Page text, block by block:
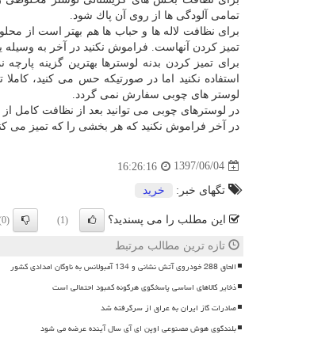
تمامی آلودگی ها از روی آن پاك شود.
تمیز كردن آنهاست. فراموش نكنید در آخر به وسیله
برای تمیز كردن بدنه لوسترها بهترین گزینه
استفاده نكنید اما در صورتیكه حس می كنید،
لوستر های چوبی سفارش نمی گردد.
در لوسترهای چوبی می توانید بعد از نظافت كامل
در آخر فراموش نكنید كه هر بخشی را كه تمیز می
1397/06/04
16:26:16
تگهای خبر: خرید
این مطلب را می پسندید؟ (1)
(0)
تازه ترین مطالب مرتبط
الحاق 288 خودروی آتش نشانی و 134 آمبولانس به ناوگان امدادی کشور
ذخایر کالاهای اساسی پاسخگوی هرگونه کمبود احتمالی است
صادرات گاز ایران به عراق از سرگرفته شد
بلندگوی هوش مصنوعی اوپن ای آی سال آینده عرضه می شود